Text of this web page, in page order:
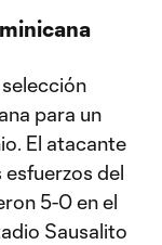
para un
El atacante
esfuerzos del
5-0 en el
Sausalito